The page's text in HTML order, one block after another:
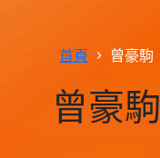
首頁 曾豪駒
曾豪駒